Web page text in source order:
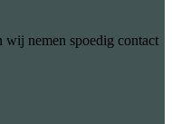
wij nemen spoedig contact